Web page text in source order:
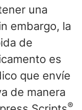
una
embargo, la
de
es
que envíe
de manera
®